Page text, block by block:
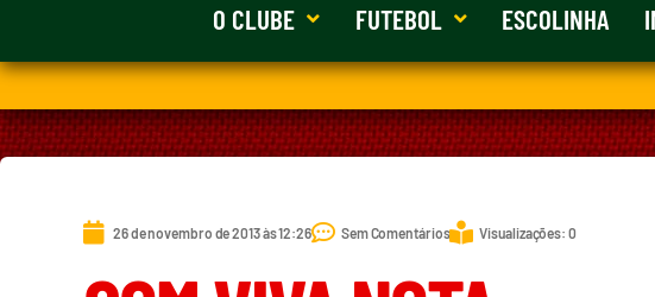
O CLUBE FUTEBOL ESCOLINHA
26 de novembro de 2013 às 12:26 Sem Comentários Visualizações: 0